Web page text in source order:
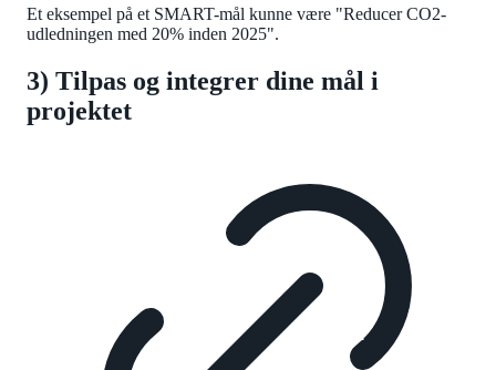
Et eksempel på et SMART-mål kunne være "Reducer CO2-
udledningen med 20% inden 2025".
3) Tilpas og integrer dine mål i
projektet